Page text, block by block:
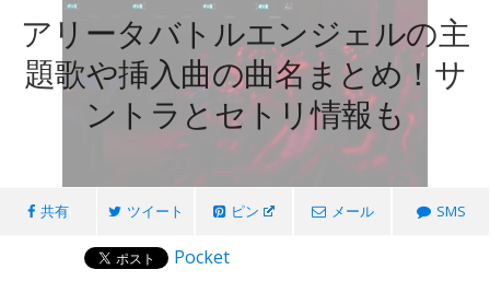
アリータバトルエンジェルの主
題歌や挿入曲の曲名まとめ！サ
ントラとセトリ情報も
共有 ツイート ピン メール SMS
Pocket